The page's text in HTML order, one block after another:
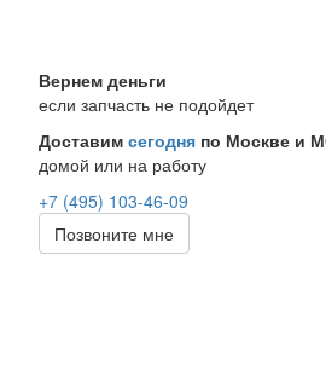
Вернем деньги
если запчасть не подойдет
Доставим сегодня по Москве и
домой или на работу
+7 (495) 103-46-09
Позвоните мне